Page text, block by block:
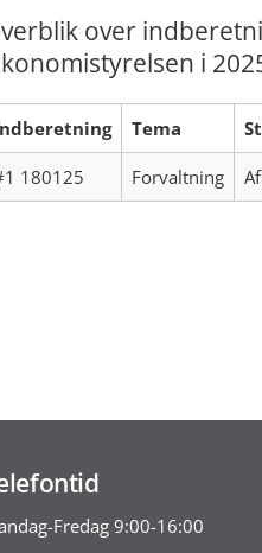
over
i
Tema
180125 Forvaltning
Fredag 9:00-16:00